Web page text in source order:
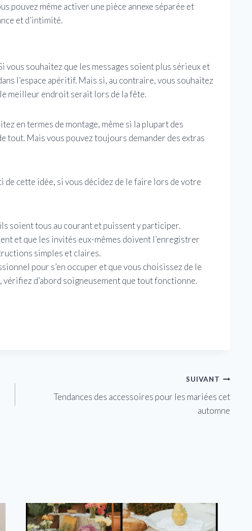
pouvez même activer une pièce annexe séparée et
et d’intimité.
vous souhaitez que les messages soient plus sérieux et
l’espace apéritif. Mais si, au contraire, vous souhaitez
meilleur endroit serait lors de la fête.
en termes de montage, même si la plupart des
tout. Mais vous pouvez toujours demander des extras
cette idée, si vous décidez de le faire lors de votre
soient tous au courant et puissent y participer.
et que les invités eux-mêmes doivent l’enregistrer
simples et claires.
pour s’en occuper et que vous choisissez de le
d’abord soigneusement que tout fonctionne.
SUIVANT
Tendances des accessoires pour les mariées cet
automne